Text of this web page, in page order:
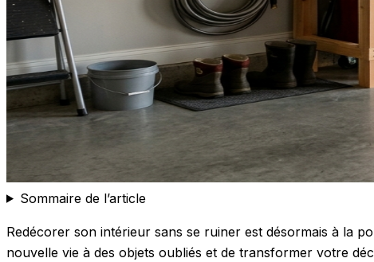
Sommaire de l’article
Redécorer son intérieur sans se ruiner est désormais à la
nouvelle vie à des objets oubliés et de transformer votre